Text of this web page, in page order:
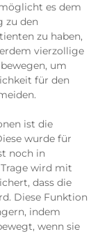
es dem
zu den
zu haben,
vierzollige
um
für den
ist die
wurde für
noch in
wird mit
dass die
Diese Funktion
indem
wenn sie